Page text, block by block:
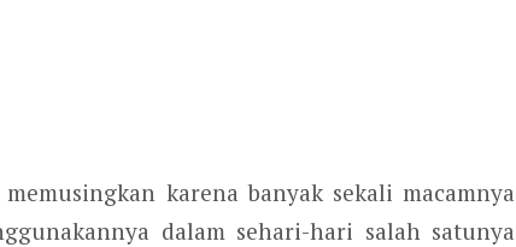
karena banyak sekali macamnya
dalam sehari-hari salah satunya